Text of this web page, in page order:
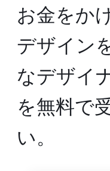
お金をか
デザイン
なデザイ
を無料で
い。